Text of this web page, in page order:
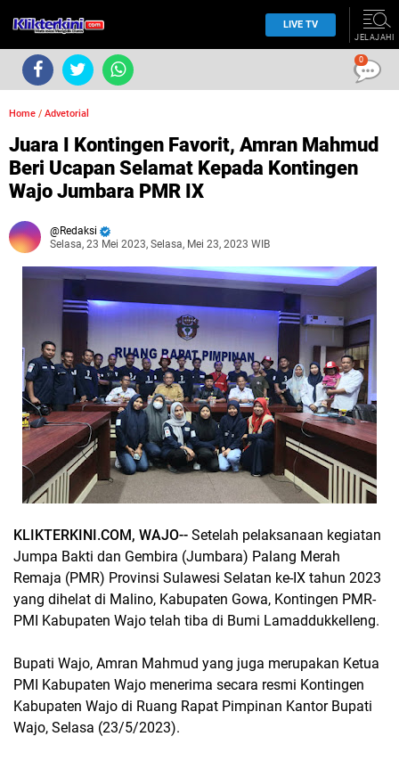
LIVE TV
JELAJAHI
Home / Advetorial
Juara I Kontingen Favorit, Amran Mahmud
Beri Ucapan Selamat Kepada Kontingen
Wajo Jumbara PMR IX
Redaksi
Selasa, 23 Mei 2023, Selasa, Mei 23, 2023 WIB
KLIKTERKINI.COM, WAJO-- Setelah pelaksanaan kegiatan
Jumpa Bakti dan Gembira (Jumbara) Palang Merah
Remaja (PMR) Provinsi Sulawesi Selatan ke-IX tahun 2023
yang dihelat di Malino, Kabupaten Gowa, Kontingen PMR-
PMI Kabupaten Wajo telah tiba di Bumi Lamaddukkelleng.
Bupati Wajo, Amran Mahmud yang juga merupakan Ketua
PMI Kabupaten Wajo menerima secara resmi Kontingen
Kabupaten Wajo di Ruang Rapat Pimpinan Kantor Bupati
Wajo, Selasa (23/5/2023).
0